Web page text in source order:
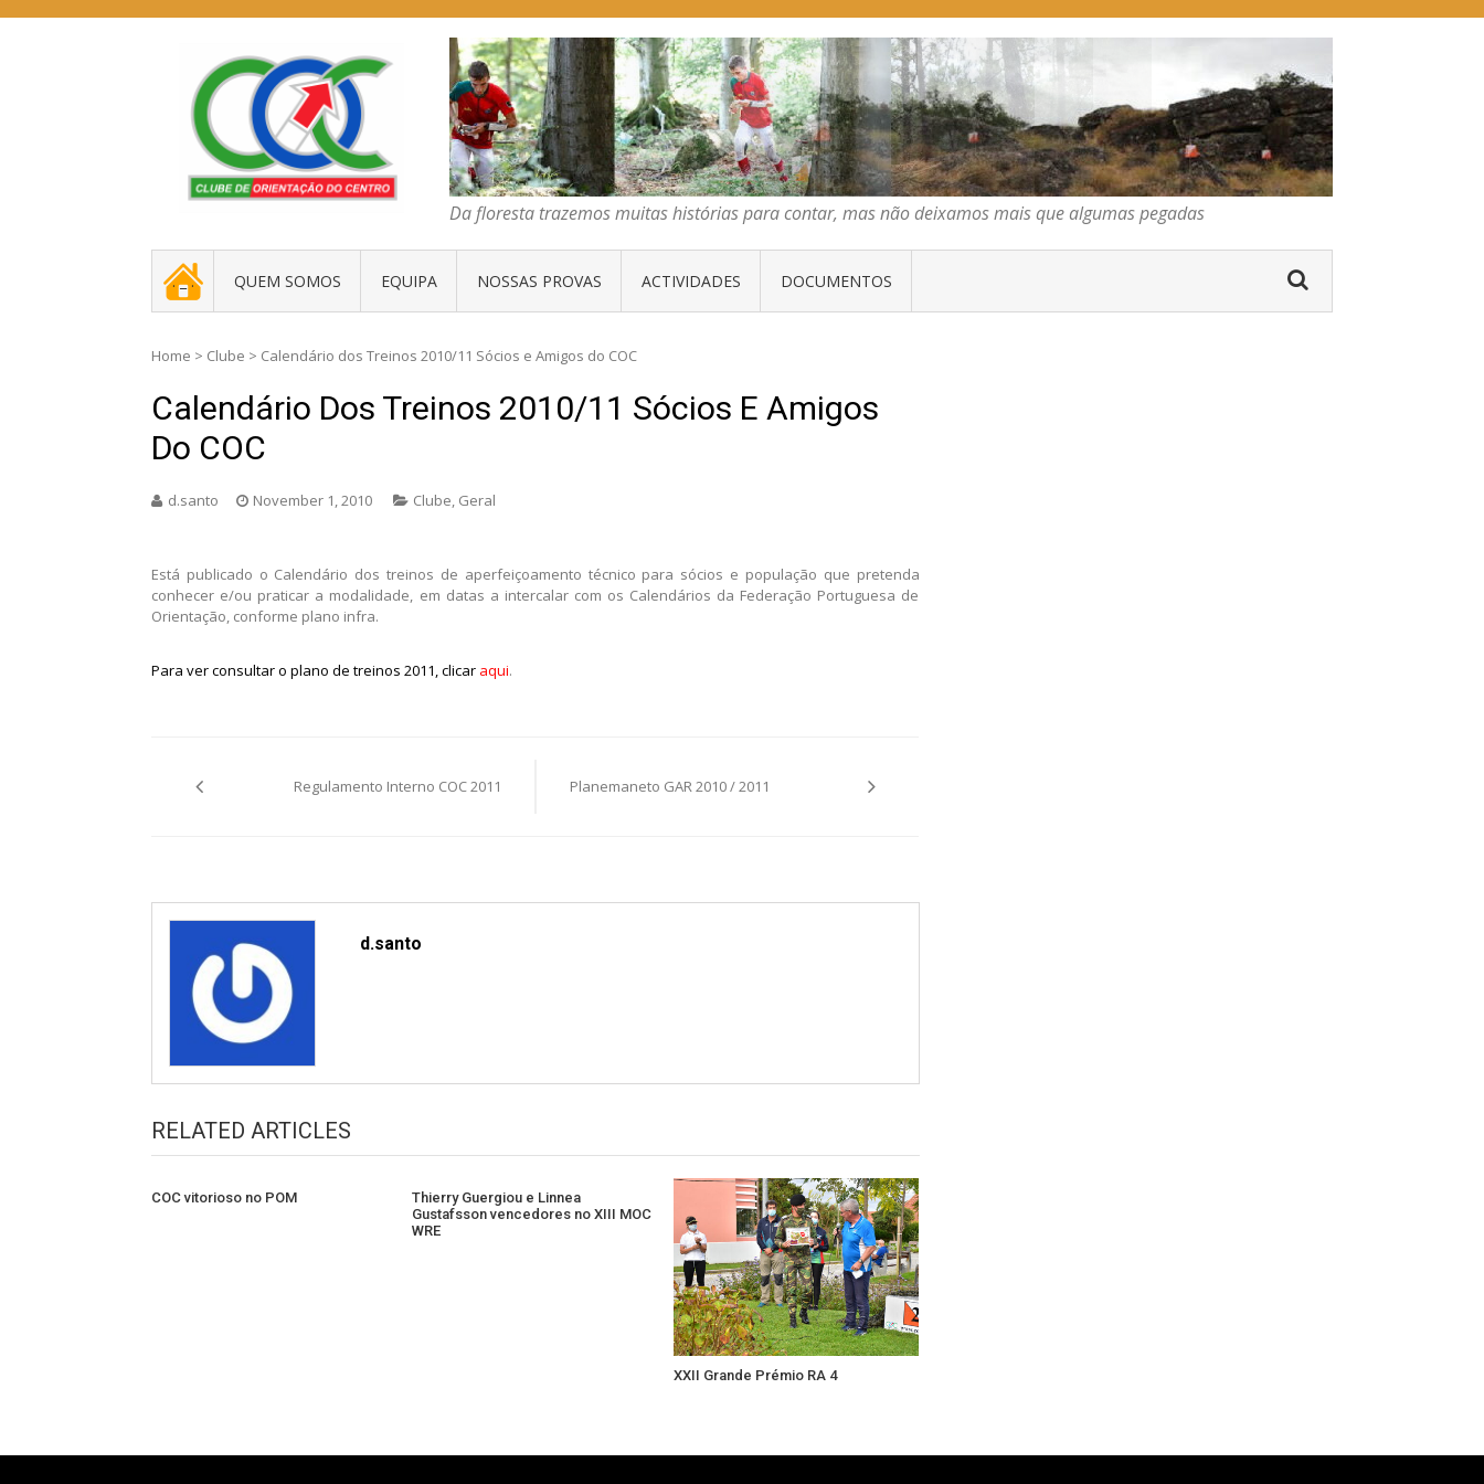
COC – CLUBE DE ORIENTAÇÃO DO CENTRO
Da floresta trazemos muitas histórias para contar, mas não deixamos mais que algumas pegadas
Da floresta trazemos muitas histórias para contar, mas não deixamos mais que algumas pegadas
. _ . QUEM SOMOS EQUIPA NOSSAS PROVAS ACTIVIDADES DOCUMENTOS
Home > Clube > Calendário dos Treinos 2010/11 Sócios e Amigos do COC
Calendário Dos Treinos 2010/11 Sócios E Amigos
Do COC
d.santo November 1, 2010 Clube, Geral
Está publicado o Calendário dos treinos de aperfeiçoamento técnico para sócios e população que pretenda
conhecer e/ou praticar a modalidade, em datas a intercalar com os Calendários da Federação Portuguesa de
Orientação, conforme plano infra.
Para ver consultar o plano de treinos 2011, clicar aqui.
navigationRegulamento Interno COC 2011 Planemaneto GAR 2010 / 2011
d.santo
RELATED ARTICLES
COC vitorioso no POM
Thierry Guergiou e Linnea
Gustafsson vencedores no XIII MOC
WRE
XXII Grande Prémio RA 4